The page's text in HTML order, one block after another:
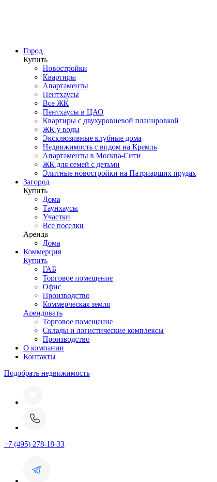
Город
Купить
Новостройки
Квартиры
Апартаменты
Пентхаусы
Все ЖК
Пентхаусы в ЦАО
Квартиры с двухуровневой планировкой
ЖК у воды
Эксклюзивные клубные дома
Недвижимость с видом на Кремль
Апартаменты в Москва-Сити
ЖК для семей с детьми
Элитные новостройки на Патриарших прудах
Загород
Купить
Дома
Таунхаусы
Участки
Все поселки
Аренда
Дома
Коммерция
Купить
ГАБ
Торговое помещение
Офис
Производство
Коммерческая земля
Арендовать
Торговое помещение
Склады и логистические комплексы
Производство
О компании
Контакты
Подобрать недвижимость
+7 (495) 278-18-33